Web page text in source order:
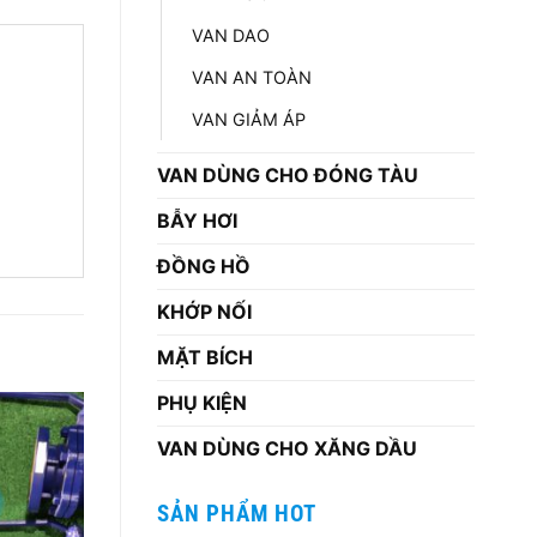
VAN DAO
VAN AN TOÀN
VAN GIẢM ÁP
VAN DÙNG CHO ĐÓNG TÀU
BẪY HƠI
ĐỒNG HỒ
KHỚP NỐI
MẶT BÍCH
PHỤ KIỆN
VAN DÙNG CHO XĂNG DẦU
SẢN PHẨM HOT